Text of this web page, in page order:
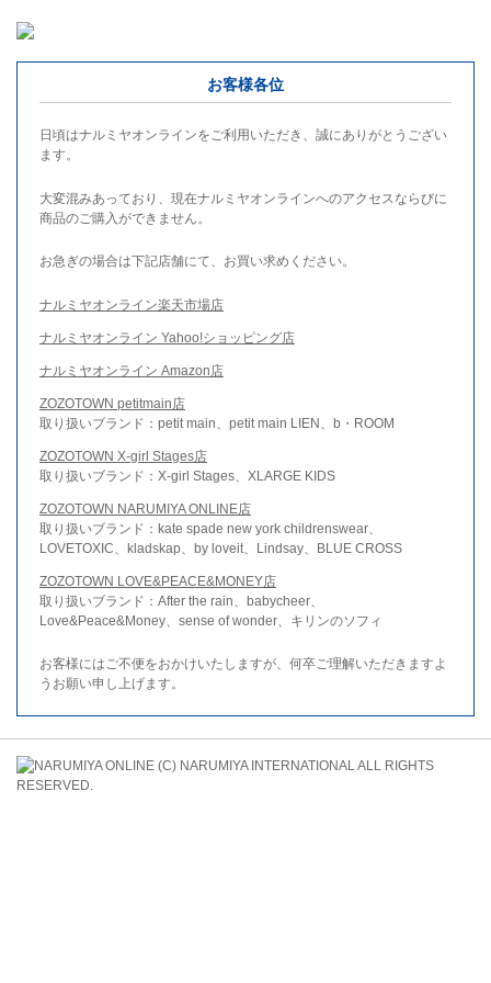
お客様各位
日頃はナルミヤオンラインをご利用いただき、誠にありがとうござい
ます。
大変混みあっており、現在ナルミヤオンラインへのアクセスならびに
商品のご購入ができません。
お急ぎの場合は下記店舗にて、お買い求めください。
ナルミヤオンライン楽天市場店
ナルミヤオンライン Yahoo!ショッピング店
ナルミヤオンライン Amazon店
ZOZOTOWN petitmain店
取り扱いブランド：petit main、petit main LIEN、b・ROOM
ZOZOTOWN X-girl Stages店
取り扱いブランド：X-girl Stages、XLARGE KIDS
ZOZOTOWN NARUMIYA ONLINE店
取り扱いブランド：kate spade new york childrenswear、
LOVETOXIC、kladskap、by loveit、Lindsay、BLUE CROSS
ZOZOTOWN LOVE&PEACE&MONEY店
取り扱いブランド：After the rain、babycheer、
Love&Peace&Money、sense of wonder、キリンのソフィ
お客様にはご不便をおかけいたしますが、何卒ご理解いただきますよ
うお願い申し上げます。